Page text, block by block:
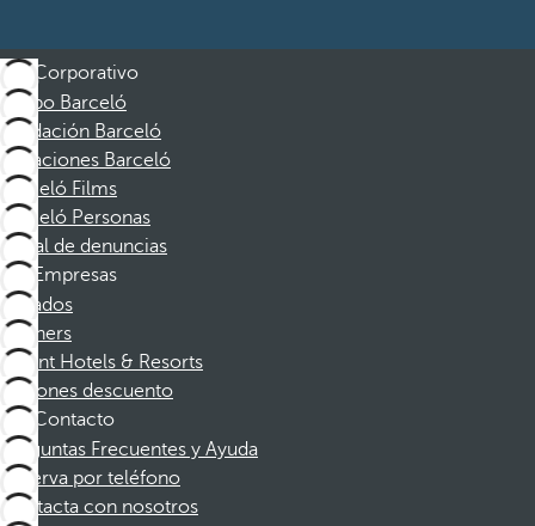
Corporativo
Grupo Barceló
Fundación Barceló
Vacaciones Barceló
Barceló Films
Barceló Personas
Canal de denuncias
Empresas
Afiliados
Partners
Dorint Hotels & Resorts
Cupones descuento
Contacto
Preguntas Frecuentes y Ayuda
Reserva por teléfono
Contacta con nosotros